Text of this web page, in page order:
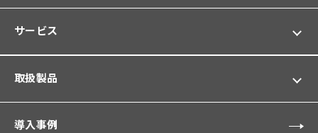
サービス
取扱製品
導入事例